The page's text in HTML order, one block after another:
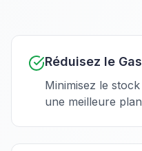
Réduisez le
Minimisez le
une meilleure